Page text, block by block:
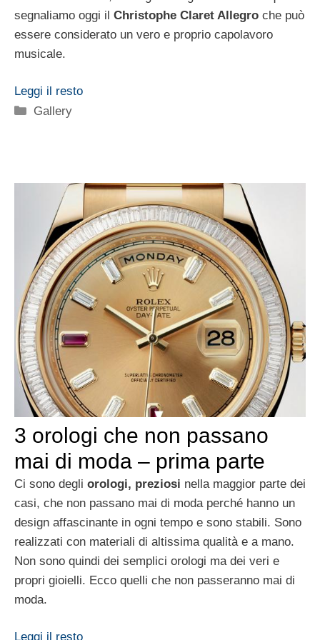
segnaliamo oggi il Christophe Claret Allegro che può
essere considerato un vero e proprio capolavoro
musicale.
Leggi il resto
Categorie
Gallery
3 orologi che non passano
mai di moda – prima parte
Ci sono degli orologi, preziosi nella maggior parte dei
casi, che non passano mai di moda perché hanno un
design affascinante in ogni tempo e sono stabili. Sono
realizzati con materiali di altissima qualità e a mano.
Non sono quindi dei semplici orologi ma dei veri e
propri gioielli. Ecco quelli che non passeranno mai di
moda.
Leggi il resto